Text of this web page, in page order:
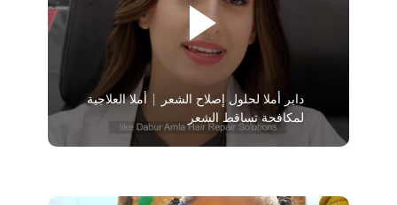
دابر أملا لحلول إصلاح الشعر | أملا العلاجية
لمكافحة تساقط الشعر